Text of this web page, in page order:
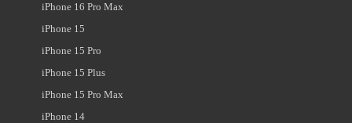
iPhone 16 Pro Max
iPhone 15
iPhone 15 Pro
iPhone 15 Plus
iPhone 15 Pro Max
iPhone 14